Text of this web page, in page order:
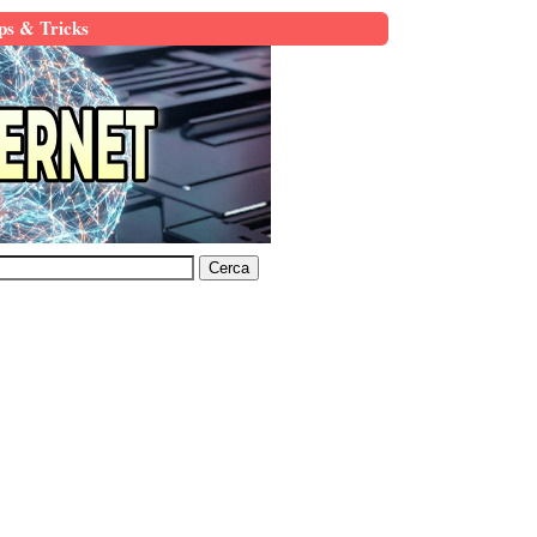
& Tricks